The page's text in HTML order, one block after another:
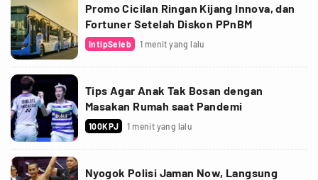
Promo Cicilan Ringan Kijang Innova, dan
Fortuner Setelah Diskon PPnBM
IntipSeleb 1 menit yang lalu
Tips Agar Anak Tak Bosan dengan
Masakan Rumah saat Pandemi
100KPJ 1 menit yang lalu
Nyogok Polisi Jaman Now, Langsung